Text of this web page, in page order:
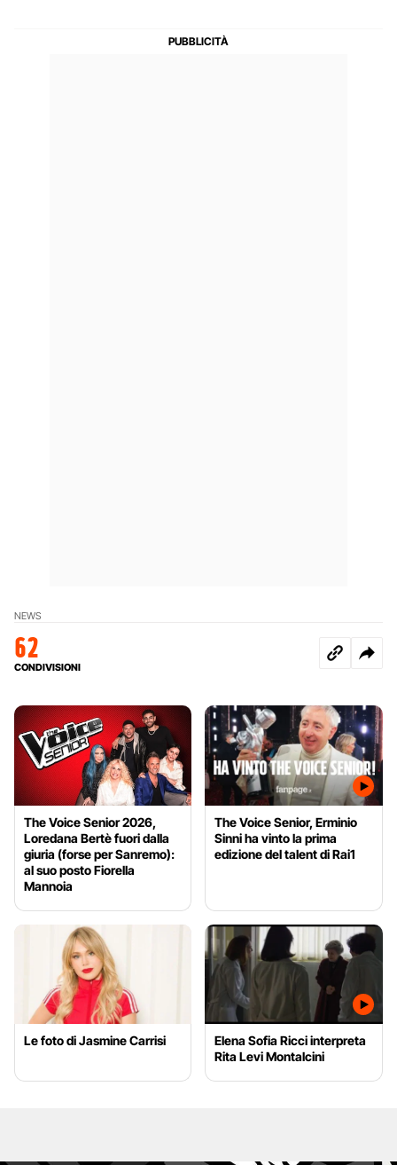
NEWS
62
CONDIVISIONI
The Voice Senior 2026,
Loredana Bertè fuori dalla
giuria (forse per Sanremo):
al suo posto Fiorella
Mannoia
The Voice Senior, Erminio
Sinni ha vinto la prima
edizione del talent di Rai1
Le foto di Jasmine Carrisi
Elena Sofia Ricci interpreta
Rita Levi Montalcini